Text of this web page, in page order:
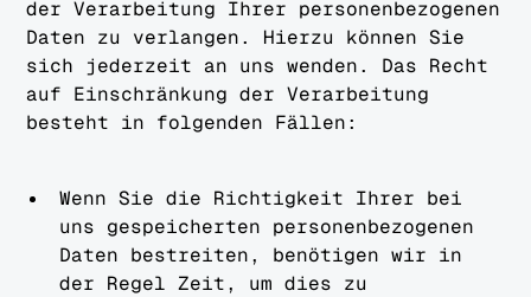
der Verarbeitung Ihrer personenbezogenen
Daten zu verlangen. Hierzu können Sie
sich jederzeit an uns wenden. Das Recht
auf Einschränkung der Verarbeitung
besteht in folgenden Fällen:
Wenn Sie die Richtigkeit Ihrer bei
uns gespeicherten personenbezogenen
Daten bestreiten, benötigen wir in
der Regel Zeit, um dies zu